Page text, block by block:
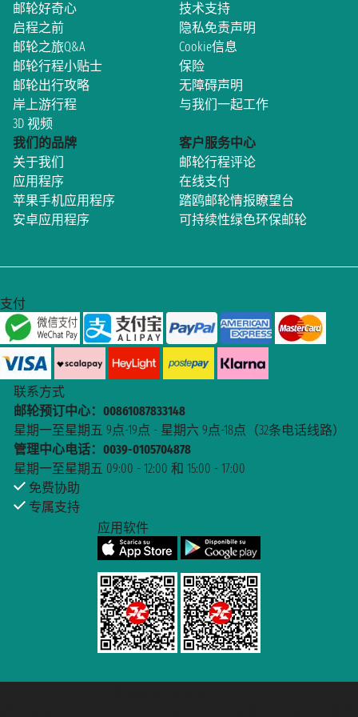
邮轮好奇心
启程之前
邮轮之旅Q&A
邮轮行程小贴士
邮轮出行攻略
岸上游行程
3D 视频
技术支持
隐私免责声明
Cookie信息
保险
无障碍声明
与我们一起工作
我们的品牌
关于我们
应用程序
苹果手机应用程序
安卓应用程序
客户服务中心
邮轮行程评论
在线支付
踏鸥邮轮情报瞭望台
可持续性绿色环保邮轮
支付
联系方式
邮轮预订中心：00861087833148
星期一至星期五 9点-19点 - 星期六 9点-18点（32条电话线路）
管理中心电话：0039-0105704878
星期一至星期五 09:00 - 12:00 和 15:00 - 17:00
免费协助
专属支持
应用软件